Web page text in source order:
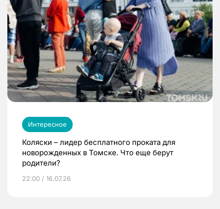
Интересное
Коляски – лидер бесплатного проката для
новорожденных в Томске. Что еще берут
родители?
22:00 / 16.07.26